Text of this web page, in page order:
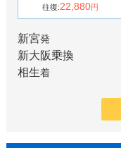
往復:22,880円
新宮発
新大阪乗換
相生着